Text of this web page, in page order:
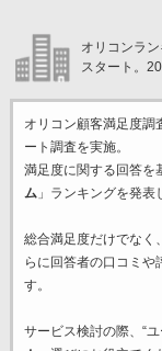
オリコンラ
スタート。
オリコン顧客満足度調
ート調査を実施。
満足度に関する回答を
ム」ランキングを発表
総合満足度だけでなく
らに回答者の口コミや
す。
サービス検討の際、“